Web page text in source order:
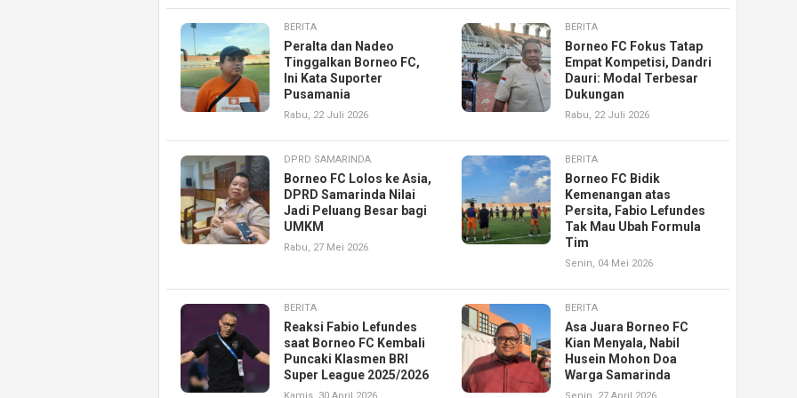
BERITA
Peralta dan Nadeo
Tinggalkan Borneo FC,
Ini Kata Suporter
Pusamania
Rabu, 22 Juli 2026
BERITA
Borneo FC Fokus Tatap
Empat Kompetisi, Dandri
Dauri: Modal Terbesar
Dukungan
Rabu, 22 Juli 2026
DPRD SAMARINDA
Borneo FC Lolos ke Asia,
DPRD Samarinda Nilai
Jadi Peluang Besar bagi
UMKM
Rabu, 27 Mei 2026
BERITA
Borneo FC Bidik
Kemenangan atas
Persita, Fabio Lefundes
Tak Mau Ubah Formula
Tim
Senin, 04 Mei 2026
BERITA
Reaksi Fabio Lefundes
saat Borneo FC Kembali
Puncaki Klasmen BRI
Super League 2025/2026
BERITA
Asa Juara Borneo FC
Kian Menyala, Nabil
Husein Mohon Doa
Warga Samarinda